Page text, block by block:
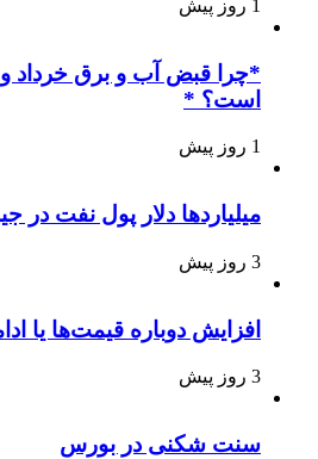
1 روز پیش
است؟ *
1 روز پیش
میلیاردها دلار پول نفت در
3 روز پیش
افزایش دوباره قیمت‌ها یا
3 روز پیش
سنت شکنی در بورس